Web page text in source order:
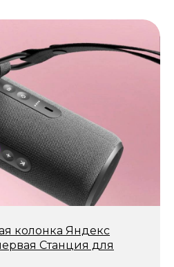
колонка Яндекс
Станция для